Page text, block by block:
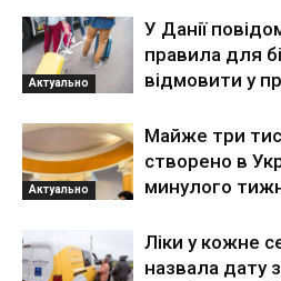
Актуально
У Данії
правила для
відмовити у
Актуально
Майже три
створено в
минулого
Ліки у кожне
назвала дату